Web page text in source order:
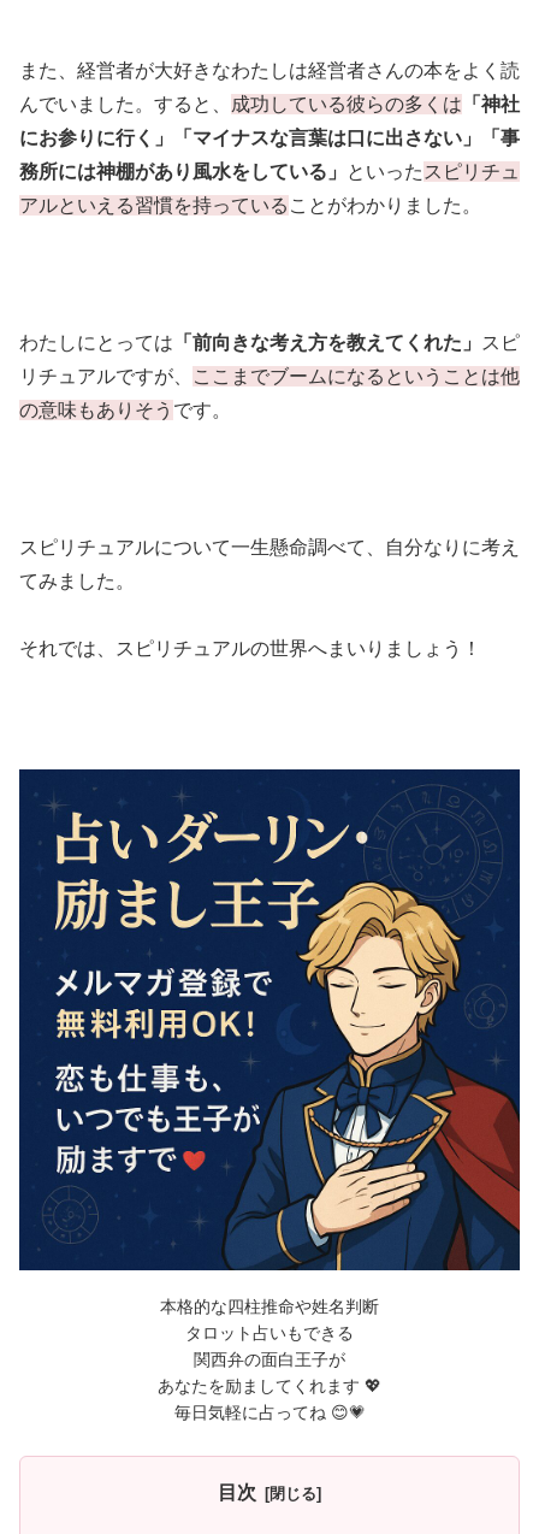
また、経営者が大好きなわたしは経営者さんの本をよく読
んでいました。すると、 成功している彼らの多くは 「神社
にお参りに行く」「マイナスな言葉は口に出さない」「事
務所には神棚があり風水をしている」
といったスピリチュ
アルといえる習慣を持っている ことがわかりました。
わたしにとっては 「前向きな考え方を教えてくれた」
スピ
リチュアルですが、
ここまでブームになるということは他
の意味もありそう です。
スピリチュアルについて一生懸命調べて、自分なりに考え
てみました。
それでは、スピリチュアルの世界へまいりましょう！
本格的な四柱推命や姓名判断
タロット占いもできる
関西弁の面白王子が
あなたを励ましてくれます 💖
毎日気軽に占ってね 😊💗
目次